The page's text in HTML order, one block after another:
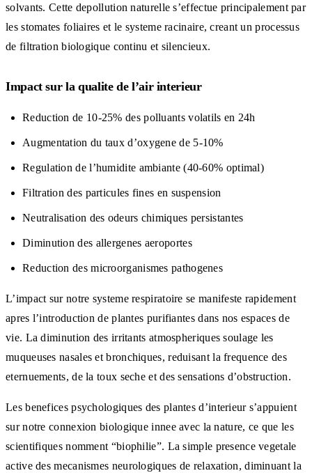
solvants. Cette depollution naturelle s’effectue principalement par
les stomates foliaires et le systeme racinaire, creant un processus
de filtration biologique continu et silencieux.
Impact sur la qualite de l’air interieur
Reduction de 10-25% des polluants volatils en 24h
Augmentation du taux d’oxygene de 5-10%
Regulation de l’humidite ambiante (40-60% optimal)
Filtration des particules fines en suspension
Neutralisation des odeurs chimiques persistantes
Diminution des allergenes aeroportes
Reduction des microorganismes pathogenes
L’impact sur notre systeme respiratoire se manifeste rapidement
apres l’introduction de plantes purifiantes dans nos espaces de
vie. La diminution des irritants atmospheriques soulage les
muqueuses nasales et bronchiques, reduisant la frequence des
eternuements, de la toux seche et des sensations d’obstruction.
Les benefices psychologiques des plantes d’interieur s’appuient
sur notre connexion biologique innee avec la nature, ce que les
scientifiques nomment “biophilie”. La simple presence vegetale
active des mecanismes neurologiques de relaxation, diminuant la